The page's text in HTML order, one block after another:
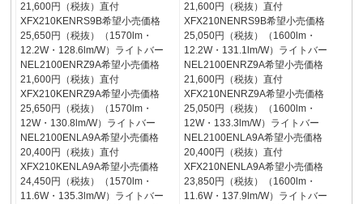
21,600円（税抜）直付
XFX210KENRS9B希望小売価格
25,650円（税抜）（1570lm・
12.2W・128.6lm/W）ライトバー
NEL2100ENRZ9A希望小売価格
21,600円（税抜）直付
XFX210KENRZ9A希望小売価格
25,650円（税抜）（1570lm・
12W・130.8lm/W）ライトバー
NEL2100ENLA9A希望小売価格
20,400円（税抜）直付
XFX210KENLA9A希望小売価格
24,450円（税抜）（1570lm・
11.6W・135.3lm/W）ライトバー
21,600円（税抜）直付
XFX210NENRS9B希望小売価格
25,050円（税抜）（1600lm・
12.2W・131.1lm/W）ライトバー
NEL2100ENRZ9A希望小売価格
21,600円（税抜）直付
XFX210NENRZ9A希望小売価格
25,050円（税抜）（1600lm・
12W・133.3lm/W）ライトバー
NEL2100ENLA9A希望小売価格
20,400円（税抜）直付
XFX210NENLA9A希望小売価格
23,850円（税抜）（1600lm・
11.6W・137.9lm/W）ライトバー